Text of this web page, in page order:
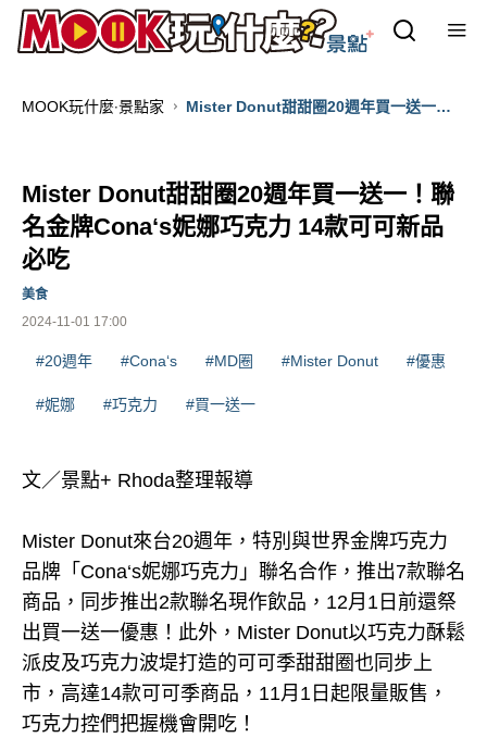
MOOK玩什麼‧景點家
Mister Donut甜甜圈20週年買一送一！
Mister Donut甜甜圈20週年買一送一！聯
名金牌Cona‘s妮娜巧克力 14款可可新品
必吃
2024-11-01 17:00
美食
#20週年 #Cona‘s #MD圈 #Mister Donut #優惠
#妮娜 #巧克力 #買一送一
文／景點+ Rhoda整理報導
Mister Donut來台20週年，特別與世界金牌巧克力
品牌「Cona‘s妮娜巧克力」聯名合作，推出7款聯名
商品，同步推出2款聯名現作飲品，12月1日前還祭
出買一送一優惠！此外，Mister Donut以巧克力酥鬆
派皮及巧克力波堤打造的可可季甜甜圈也同步上
市，高達14款可可季商品，11月1日起限量販售，
巧克力控們把握機會開吃！